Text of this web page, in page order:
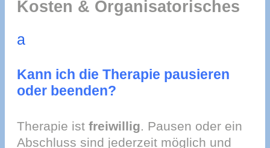
Kosten & Organisatorisches
a
Kann ich die Therapie pausieren
oder beenden?
Therapie ist freiwillig. Pausen oder ein
Abschluss sind jederzeit möglich und